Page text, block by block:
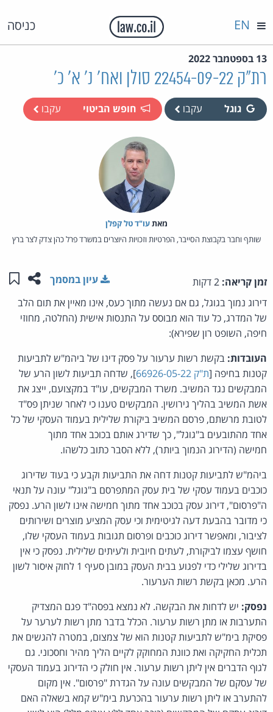
כניסה EN
13 בספטמבר 2022
רת"ק 22454-09-22 סולן ואח' נ' א' כ'
גוגל עקבו חופש הביטוי עקבו
מאת‏עו"ד טל קפלן
שותף וחבר בקבוצת הסייבר, הפרטיות וזכויות היוצרים במשרד פרל כהן צדק לצר ברץ
זמן קריאה: שתפו
עיון במסמך
דירוג נמוך בגוגל, גם אם נעשה מתוך כעס, אינו מאיין את תום הלב
של המדרג, כל עוד הוא מבוסס על התנסות אישית (החלטה, מחוזי
חיפה, השופט רון שפירא):
העובדות: בקשת רשות ערעור על פסק דינו של ביהמ"ש לתביעות
קטנות בחיפה [ת"ק 66926-05-22
], שדחה תביעות לשון הרע של
המבקשים נגד המשיב. משרד המבקשים, עו"ד במקצועם, ייצג את
אשת המשיב בהליך גירושין. המבקשים טענו כי לאחר שניתן פס"ד
לטובת מרשתם, פרסם המשיב ביקורת שלילית בעמוד העסקי של כל
אחד מהתובעים ב"גוגל", כך שדירג אותם בכוכב אחד מתוך
חמישה (הדירוג הנמוך ביותר), ללא הסבר כתוב כלשהו.
ביהמ"ש לתביעות קטנות דחה את התביעות וקבע כי בעוד שדירוג
כוכבים בעמוד עסקי של בית עסק המתפרסם ב"גוגל" עונה על תנאי
ה"פרסום", דירוג עסק בכוכב אחד מתוך חמישה אינו לשון הרע. נפסק
כי מדובר בהבעת דעה לגיטימית וכי עסק המציע מוצרים ושירותים
לציבור, ומאפשר דירוג כוכבים ופרסום תגובות בעמוד העסקי שלו,
חושף עצמו לביקורת, לעתים חיובית ולעיתים שלילית. נפסק כי אין
בדירוג שלילי כדי לפגוע בבית העסק במובן סעיף 1 לחוק איסור לשון
הרע. מכאן בקשת רשות הערעור.
נפסק: יש לדחות את הבקשה. לא נמצא בפסה"ד פגם המצדיק
התערבות או מתן רשות ערעור. הכלל בדבר מתן רשות לערער על
פסיקת בימ"ש לתביעות קטנות הוא של צמצום, במטרה להגשים את
תכלית החקיקה ואת כוונת המחוקק לקיים הליך מהיר וחסכוני. גם
לגוף הדברים אין ליתן רשות ערעור. אין חולק כי הדירוג בעמוד העסקי
של עסקם של המבקשים עונה על הגדרת "פרסום". אין מקום
להתערב או ליתן רשות ערעור בהכרעת בימ"ש קמא בשאלה האם